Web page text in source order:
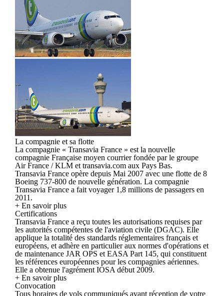
La compagnie et sa flotte
La compagnie « Transavia France » est la nouvelle
compagnie Française moyen courrier fondée par le groupe
Air France / KLM et transavia.com aux Pays Bas.
Transavia France opère depuis Mai 2007 avec une flotte de 8
Boeing 737-800 de nouvelle génération. La compagnie
Transavia France a fait voyager 1,8 millions de passagers en
2011.
+ En savoir plus
Certifications
Transavia France a reçu toutes les autorisations requises par
les autorités compétentes de l'aviation civile (DGAC). Elle
applique la totalité des standards réglementaires français et
européens, et adhère en particulier aux normes d'opérations et
de maintenance JAR OPS et EASA Part 145, qui constituent
les références européennes pour les compagnies aériennes.
Elle a obtenue l'agrément IOSA début 2009.
+ En savoir plus
Convocation
Tous horaires de vols communiqués avant réception de votre